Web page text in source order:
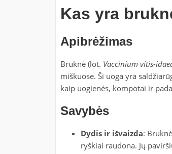
Kas yra
Apibrėžimas
Bruknė (lot. Vaccinium vitis-
miškuose. Ši uoga yra
kaip uogienės, kompotai ir
Savybės
Dydis ir išvaizda:
ryškiai raudona. Jų